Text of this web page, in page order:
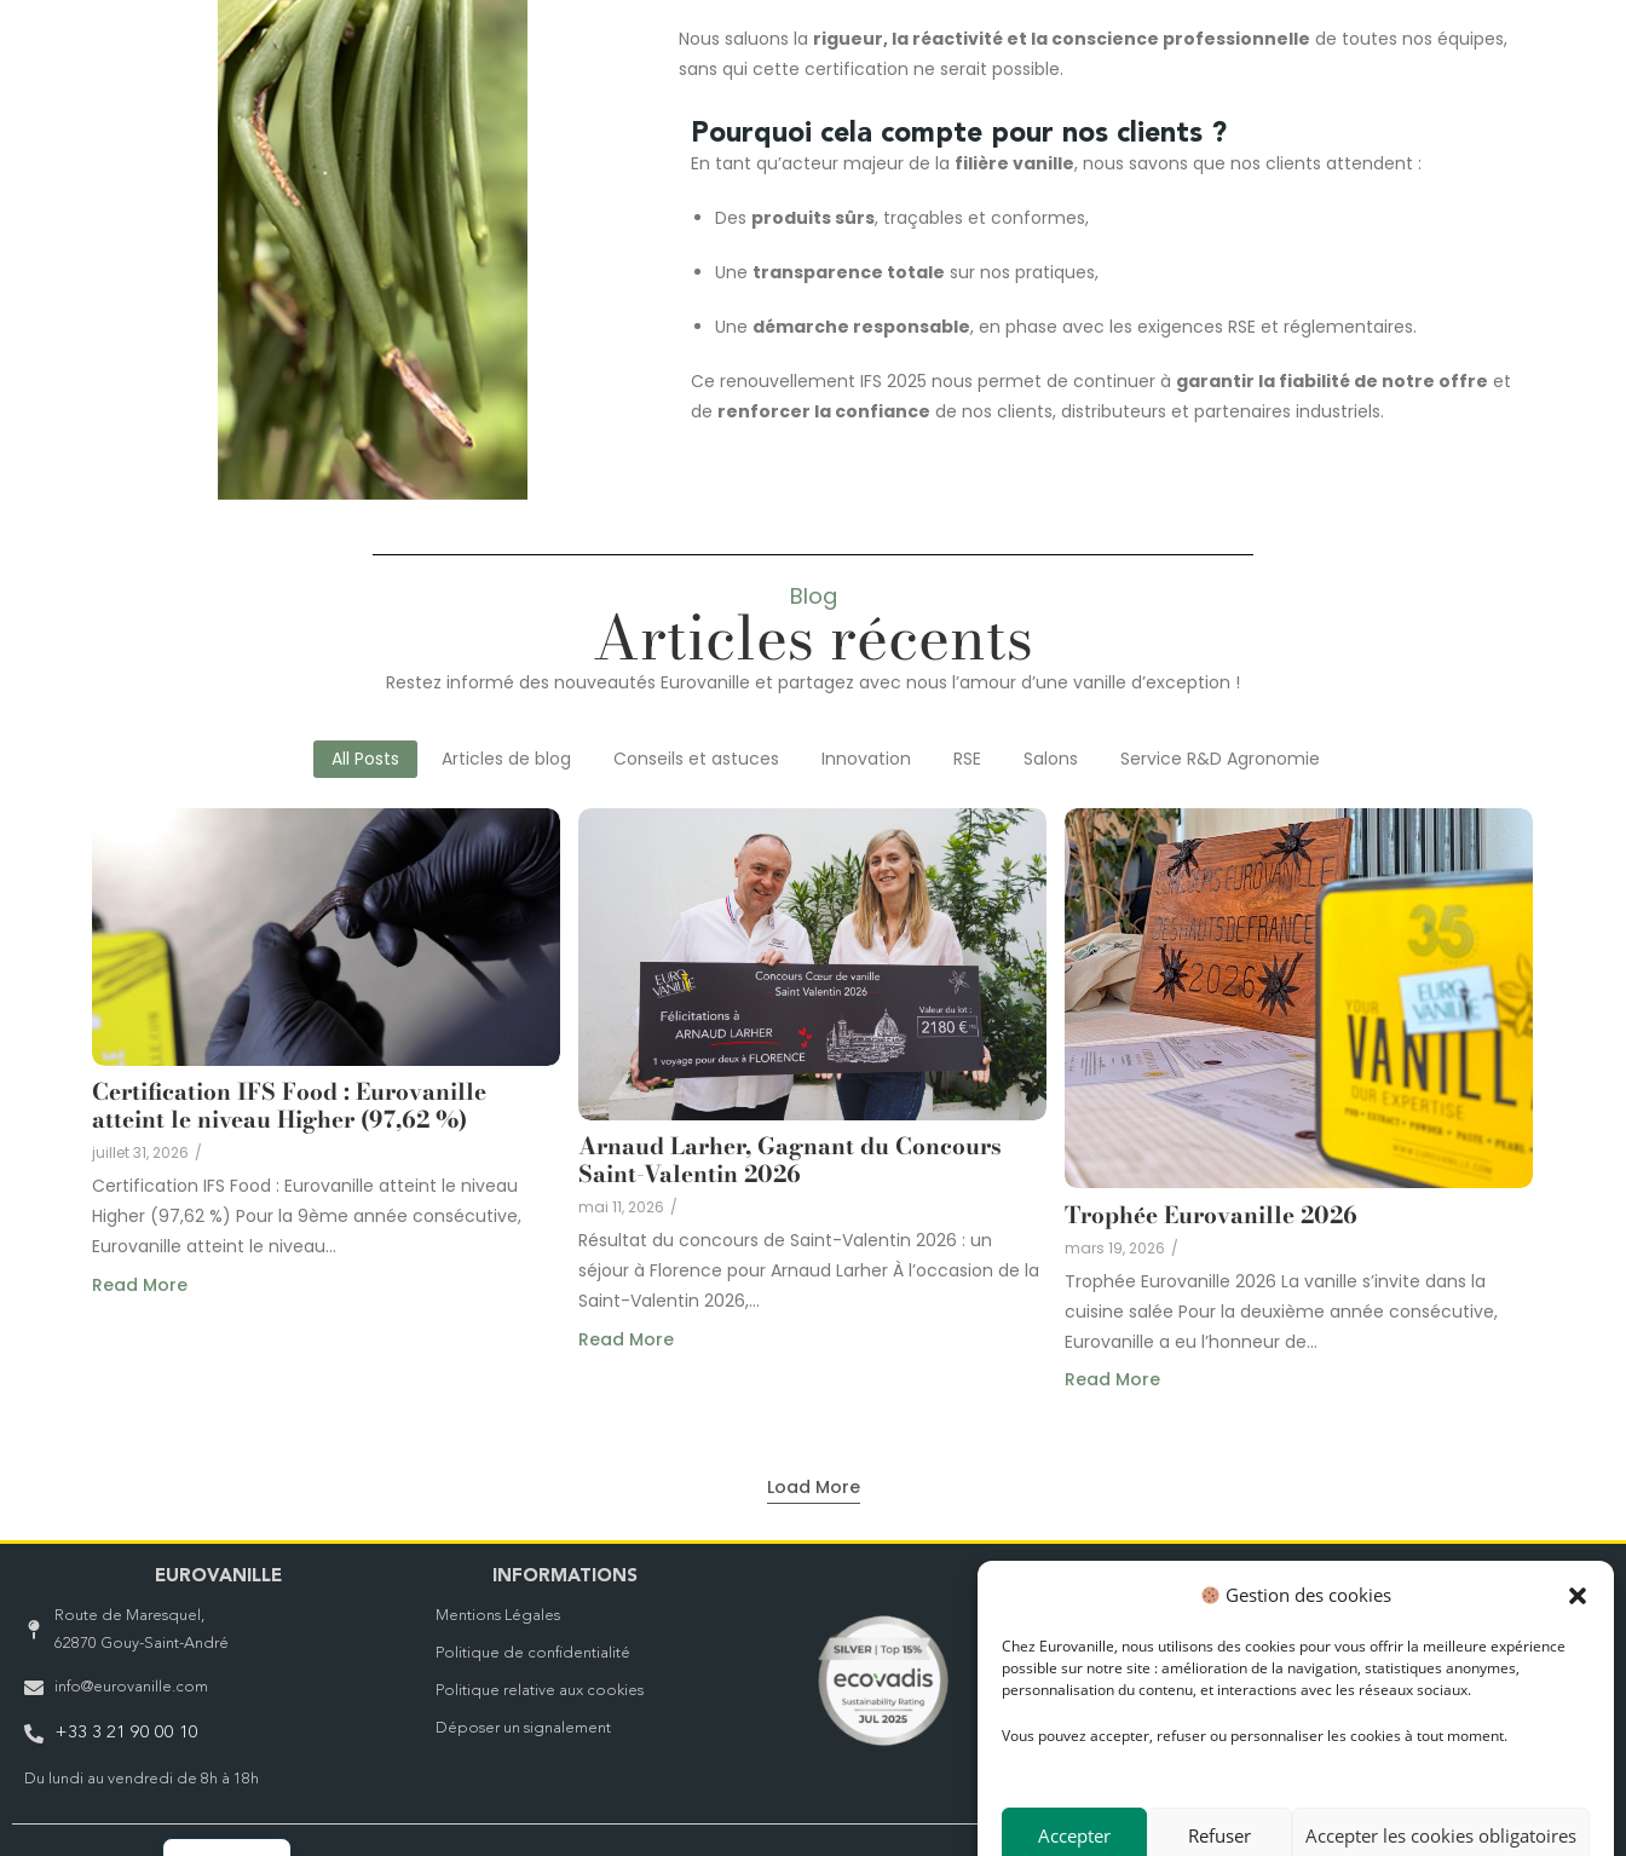
Gestion des cookies
Chez Eurovanille, nous utilisons des cookies pour vous offrir la meilleure expérience
possible sur notre site : amélioration de la navigation, statistiques anonymes,
personnalisation du contenu, et interactions avec les réseaux sociaux.
Vous pouvez accepter, refuser ou personnaliser les cookies à tout moment.
Accepter Refuser Accepter les cookies obligatoires
Nous saluons la rigueur, la réactivité et la conscience professionnelle de toutes nos équipes,
sans qui cette certification ne serait possible.
Pourquoi cela compte pour nos clients ?
En tant qu’acteur majeur de la filière vanille, nous savons que nos clients attendent :
Des produits sûrs, traçables et conformes,
Une transparence totale sur nos pratiques,
Une démarche responsable, en phase avec les exigences RSE et réglementaires.
Ce renouvellement IFS 2025 nous permet de continuer à garantir la fiabilité de notre offre et
de renforcer la confiance de nos clients, distributeurs et partenaires industriels.
Blog
Articles récents
Restez informé des nouveautés Eurovanille et partagez avec nous l’amour d’une vanille d’exception !
All Posts Articles de blog Conseils et astuces Innovation RSE Salons Service R&D Agronomie
Certification IFS Food : Eurovanille
atteint le niveau Higher (97,62 %)
juillet 31, 2026 /
Certification IFS Food : Eurovanille atteint le niveau
Higher (97,62 %) Pour la 9ème année consécutive,
Eurovanille atteint le niveau...
Read More
Arnaud Larher, Gagnant du Concours
Saint-Valentin 2026
mai 11, 2026 /
Résultat du concours de Saint-Valentin 2026 : un
séjour à Florence pour Arnaud Larher À l’occasion de la
Saint-Valentin 2026,...
Read More
Trophée Eurovanille 2026
mars 19, 2026 /
Trophée Eurovanille 2026 La vanille s’invite dans la
cuisine salée Pour la deuxième année consécutive,
Eurovanille a eu l’honneur de...
Read More
Load More
EUROVANILLE
Route de Maresquel,
62870 Gouy-Saint-André
info@eurovanille.com
+33 3 21 90 00 10
Du lundi au vendredi de 8h à 18h
INFORMATIONS
Mentions Légales
Politique de confidentialité
Politique relative aux cookies
Déposer un signalement
Découvrir